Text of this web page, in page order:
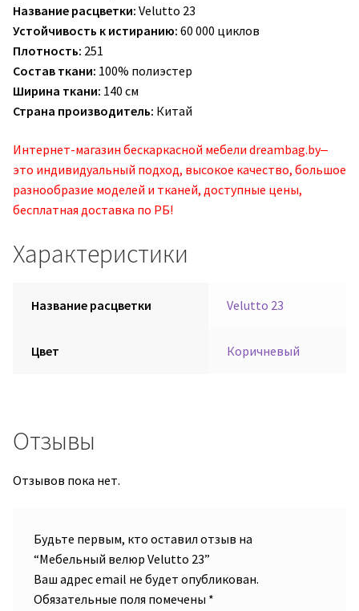
Название расцветки: Velutto 23
Устойчивость к истиранию: 60 000 циклов
Плотность: 251
Состав ткани: 100% полиэстер
Ширина ткани: 140 см
Страна производитель: Китай
Интернет-магазин бескаркасной мебели dreambag.by‒
это индивидуальный подход, высокое качество, большое
разнообразие моделей и тканей, доступные цены,
бесплатная доставка по РБ!
Характеристики
Название расцветки Velutto 23
Цвет Коричневый
Отзывы
Отзывов пока нет.
Будьте первым, кто оставил отзыв на
“Мебельный велюр Velutto 23”
Ваш адрес email не будет опубликован.
Обязательные поля помечены *